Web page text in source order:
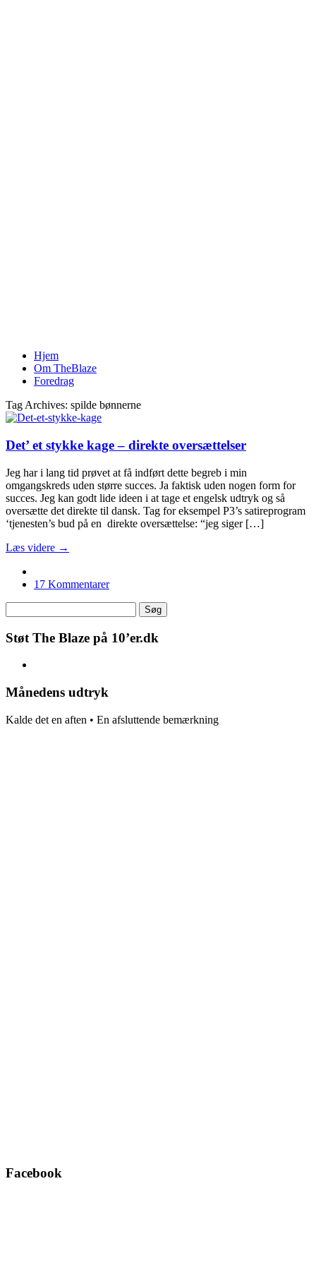
Hjem
Om TheBlaze
Foredrag
Tag Archives: spilde bønnerne
Det’ et stykke kage – direkte oversættelser
Jeg har i lang tid prøvet at få indført dette begreb i min
omgangskreds uden større succes. Ja faktisk uden nogen form for
succes. Jeg kan godt lide ideen i at tage et engelsk udtryk og så
oversætte det direkte til dansk. Tag for eksempel P3’s satireprogram
‘tjenesten’s bud på en direkte oversættelse: “jeg siger […]
Læs videre →
17 Kommentarer
Støt The Blaze på 10’er.dk
Månedens udtryk
Kalde det en aften • En afsluttende bemærkning
Facebook